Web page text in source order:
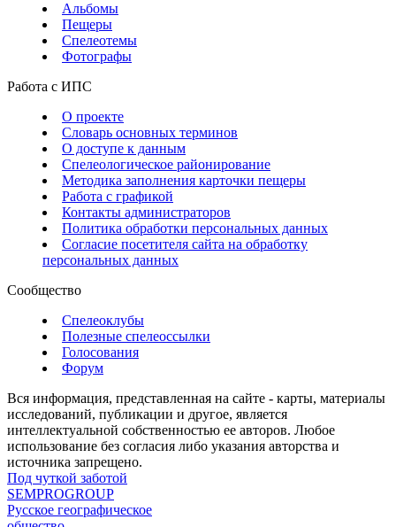
Альбомы
Пещеры
Спелеотемы
Фотографы
Работа с ИПС
О проекте
Словарь основных терминов
О доступе к данным
Спелеологическое районирование
Методика заполнения карточки пещеры
Работа с графикой
Контакты администраторов
Политика обработки персональных данных
Согласие посетителя сайта на обработку
персональных данных
Сообщество
Спелеоклубы
Полезные спелеоссылки
Голосования
Форум
Вся информация, представленная на сайте - карты, материалы
исследований, публикации и другое, является
интеллектуальной собственностью ее авторов. Любое
использование без согласия либо указания авторства и
источника запрещено.
Под чуткой заботой
SEMPROGROUP
Русское географическое